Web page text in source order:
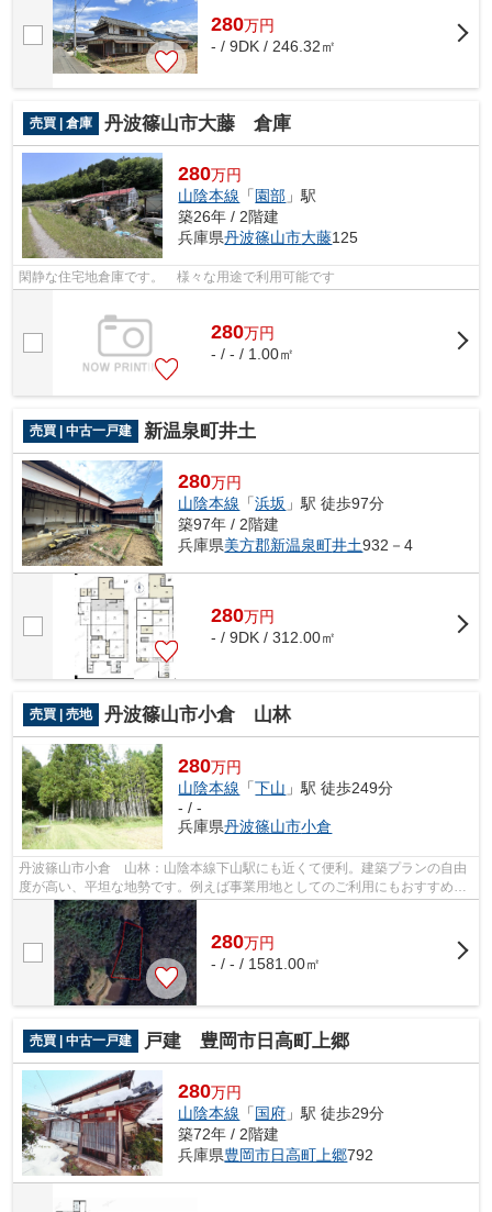
280万円
- / 9DK / 246.32㎡
売買 | 倉庫 丹波篠山市大藤 倉庫
280万円
山陰本線 「園部 」駅
築26年 / 2階建
兵庫県丹波篠山市大藤125
閑静な住宅地倉庫です。 様々な用途で利用可能です
280万円
- / - / 1.00㎡
売買 | 中古一戸建 新温泉町井土
280万円
山陰本線 「浜坂 」駅 徒歩97分
築97年 / 2階建
兵庫県美方郡新温泉町井土932－4
280万円
- / 9DK / 312.00㎡
売買 | 売地 丹波篠山市小倉 山林
280万円
山陰本線 「下山 」駅 徒歩249分
- / -
兵庫県丹波篠山市小倉
丹波篠山市小倉 山林：山陰本線下山駅にも近くて便利。建築プランの自由
度が高い、平坦な地勢です。例えば事業用地としてのご利用にもおすすめな
周辺環境も整っていますよ。こちらの...
280万円
- / - / 1581.00㎡
売買 | 中古一戸建 戸建 豊岡市日高町上郷
280万円
山陰本線 「国府 」駅 徒歩29分
築72年 / 2階建
兵庫県豊岡市日高町上郷792